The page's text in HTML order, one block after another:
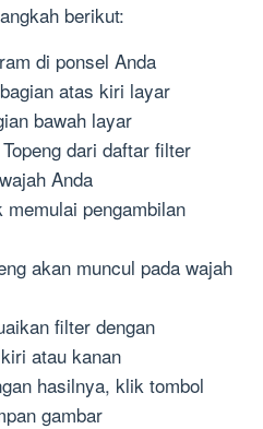
berikut:
di ponsel Anda
atas kiri layar
bawah layar
dari daftar filter
Anda
memulai pengambilan
akan muncul pada wajah
filter dengan
atau kanan
hasilnya, klik tombol
gambar